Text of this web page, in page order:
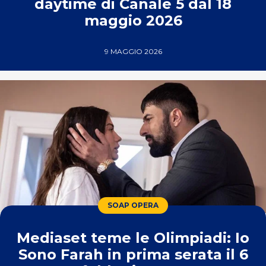
daytime di Canale 5 dal 18
maggio 2026
9 MAGGIO 2026
SOAP OPERA
Mediaset teme le Olimpiadi: Io
Sono Farah in prima serata il 6